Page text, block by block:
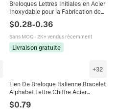
Breloques Lettres Initiales en Acier
Inoxydable pour la Fabrication de
Couleur Or Argent Accessoire de
Pendentif pour Collier Bracelet
$0.28-0.36
Sans MOQ · 2K+ vendus récemment
Livraison gratuite
+32
Lien De Breloque Italienne Bracelet
Alphabet Lettre Chiffre Acier
Inoxydable Émail Pendentif Bijoux
DIY Accessoire Modulaire
$0.79